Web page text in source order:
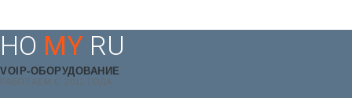
HO MY RU
VOIP-ОБОРУДОВАНИЕ
РАБОТАЕМ С 2011 ГОДА